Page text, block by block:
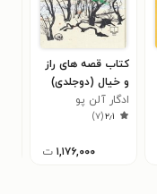
کتاب قصه های راز
و خیال (دوجلدی)
ادگار آلن پو
۲٫۱(۷)
۱,۱۷۶,۰۰۰ ت